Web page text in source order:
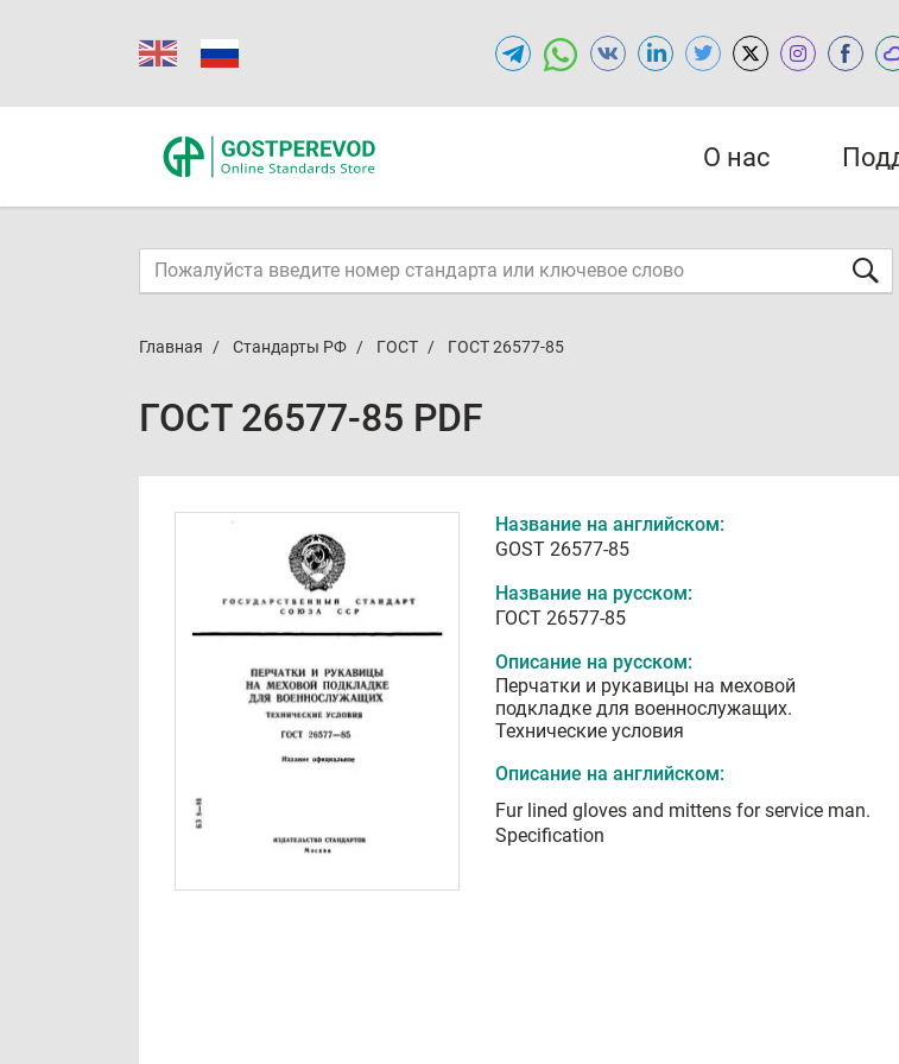
О нас
Главная Стандарты РФ ГОСТ ГОСТ 26577-85
ГОСТ 26577-85 PDF
Название на английском:
GOST 26577-85
Название на русском:
ГОСТ 26577-85
Описание на русском:
Перчатки и рукавицы на меховой
подкладке для военнослужащих.
Технические условия
Описание на английском:
Fur lined gloves and mittens for service man.
Specification